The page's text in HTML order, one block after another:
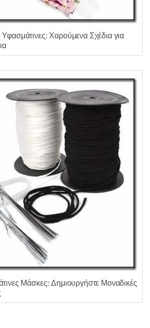
Χαρούμενα Σχέδια για
Μάσκες: Δημιουργήστε Μοναδικές